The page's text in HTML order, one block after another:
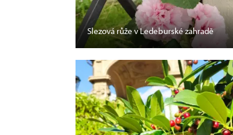
Slezová růže v Ledeburské zahradě